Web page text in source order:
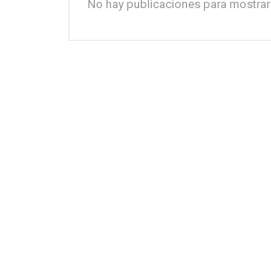
No hay publicaciones para mostrar